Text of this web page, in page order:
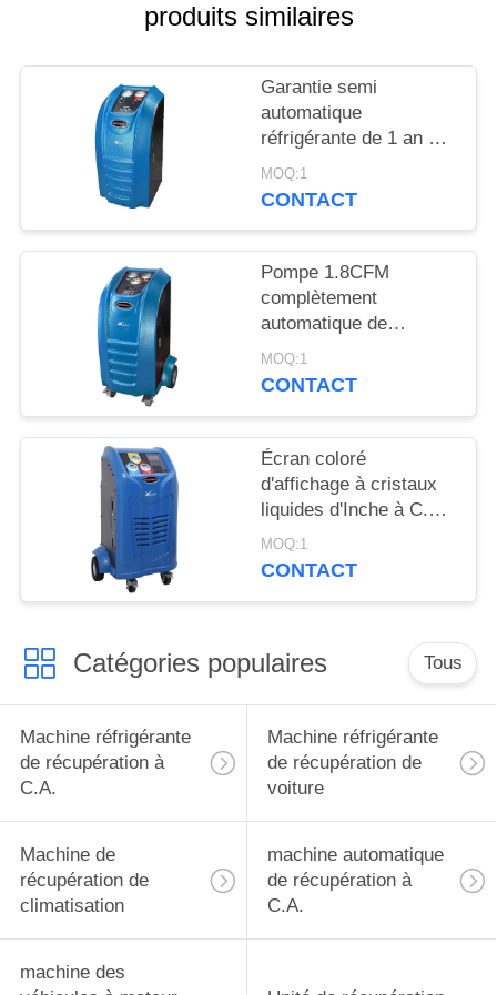
PRIVACY
POLICY
produits similaires
Garantie semi
automatique
réfrigérante de 1 an de
machine de
récupération de voiture
MOQ:1
CONTACT
Pompe 1.8CFM
complètement
automatique de
machine réfrigérante
de récupération de
MOQ:1
CONTACT
Écran coloré
d'affichage à cristaux
liquides d'Inche à C.A.
de cylindre de
stockage de la
MOQ:1
CONTACT
Catégories populaires Tous
Machine réfrigérante
de récupération à
C.A.
Machine réfrigérante
de récupération de
voiture
Machine de
récupération de
climatisation
machine automatique
de récupération à
C.A.
machine des